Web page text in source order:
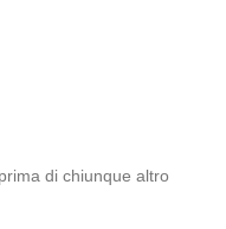
di chiunque altro